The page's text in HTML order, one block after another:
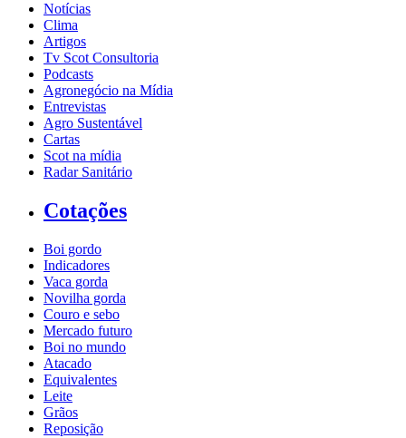
Notícias
Clima
Artigos
Tv Scot Consultoria
Podcasts
Agronegócio na Mídia
Entrevistas
Agro Sustentável
Cartas
Scot na mídia
Radar Sanitário
Cotações
Boi gordo
Indicadores
Vaca gorda
Novilha gorda
Couro e sebo
Mercado futuro
Boi no mundo
Atacado
Equivalentes
Leite
Grãos
Reposição